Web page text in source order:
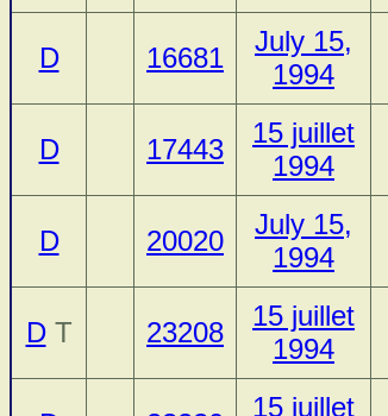
D 16681
July 15,
1994
D 17443
15 juillet
1994
D 20020
July 15,
1994
DT 23208
15 juillet
1994
15 juillet